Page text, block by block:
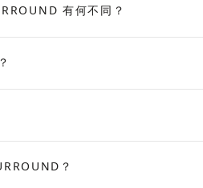
有何不同？
？